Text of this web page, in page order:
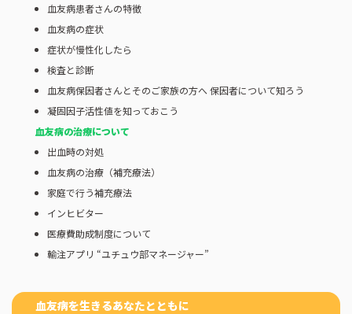
血友病患者さんの特徴
血友病の症状
症状が慢性化したら
検査と診断
血友病保因者さんとそのご家族の方へ 保因者について知ろう
凝固因子活性値を知っておこう
血友病の治療について
出血時の対処
血友病の治療（補充療法）
家庭で行う補充療法
インヒビター
医療費助成制度について
輸注アプリ “ユチュウ部マネージャー”
血友病を生きるあなたとともに